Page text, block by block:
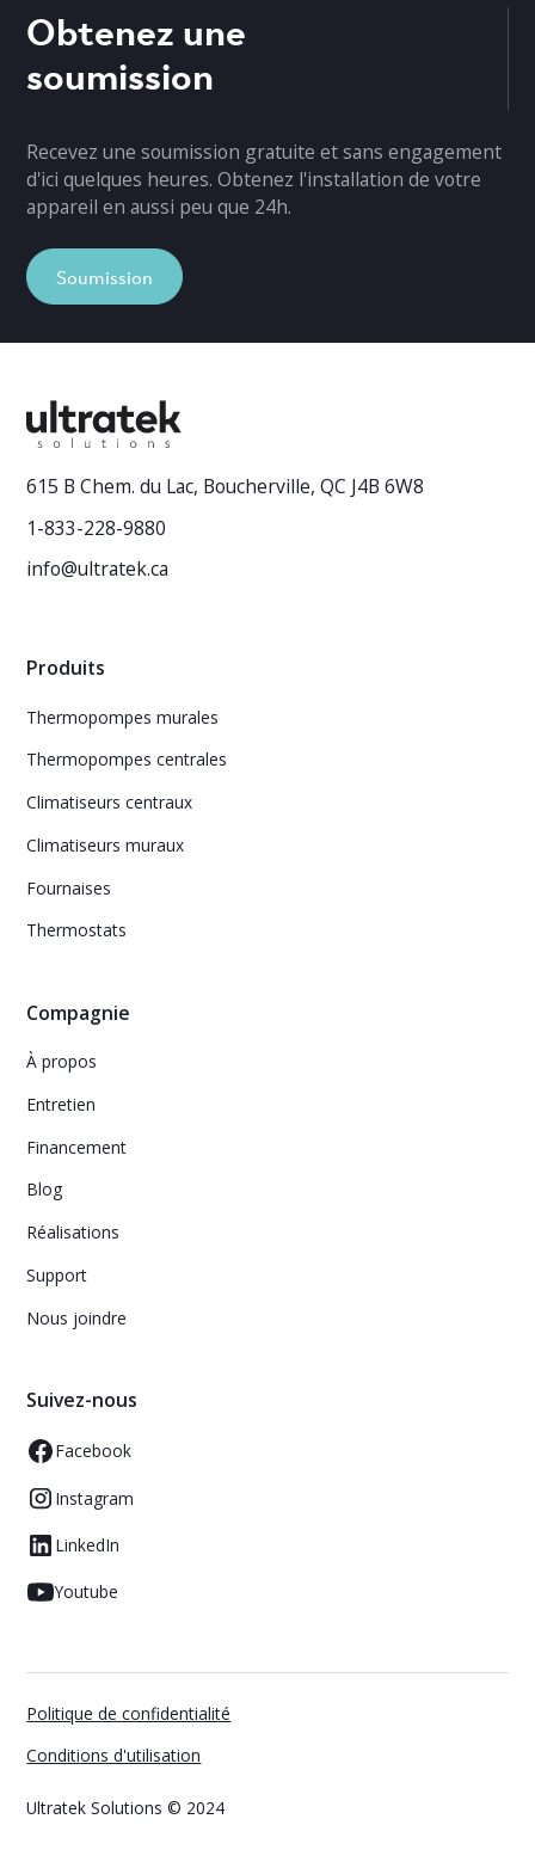
Obtenez une
soumission
Recevez une soumission gratuite et sans engagement
d'ici quelques heures. Obtenez l'installation de votre
appareil en aussi peu que 24h.
Soumission
615 B Chem. du Lac, Boucherville, QC J4B 6W8
1-833-228-9880
info@ultratek.ca
Produits
Thermopompes murales
Thermopompes centrales
Climatiseurs centraux
Climatiseurs muraux
Fournaises
Thermostats
Compagnie
À propos
Entretien
Financement
Blog
Réalisations
Support
Nous joindre
Suivez-nous
Facebook
Instagram
LinkedIn
Youtube
Ultratek Solutions © 2024
Politique de confidentialité
Conditions d'utilisation